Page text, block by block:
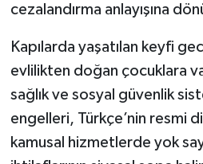
cezalandırma anlayışına
Kapılarda yaşatılan keyfi
evlilikten doğan çocuklara
sağlık ve sosyal güvenlik
engelleri, Türkçe’nin resmi
kamusal hizmetlerde yok